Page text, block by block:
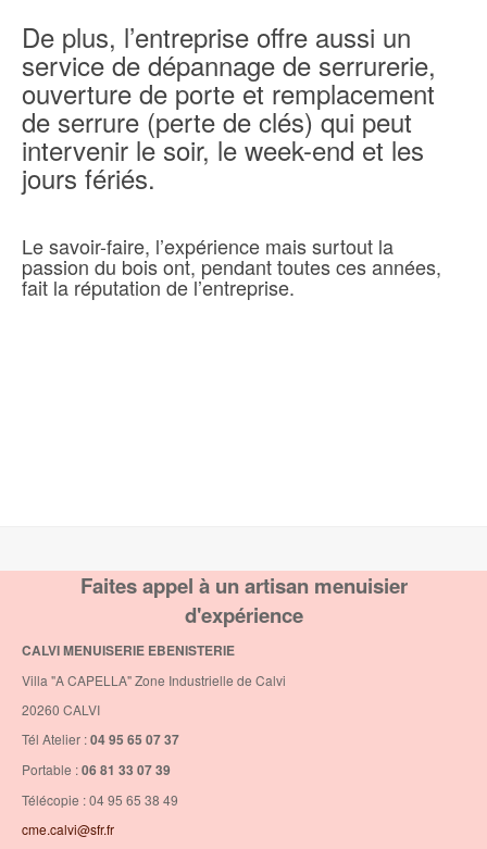
De plus, l’entreprise offre aussi un
service de dépannage de serrurerie,
ouverture de porte et remplacement
de serrure (perte de clés) qui peut
intervenir le soir, le week-end et les
jours fériés.
Le savoir-faire, l’expérience mais surtout la
passion du bois ont, pendant toutes ces années,
fait la réputation de l’entreprise.
Faites appel à un artisan menuisier
d'expérience
CALVI MENUISERIE EBENISTERIE
Villa "A CAPELLA" Zone Industrielle de Calvi
20260 CALVI
Tél Atelier :04 95 65 07 37
Portable :06 81 33 07 39
Télécopie : 04 95 65 38 49
cme.calvi@sfr.fr